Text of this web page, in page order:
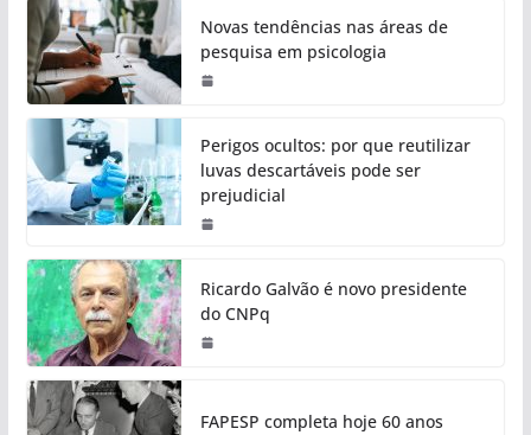
Novas tendências nas áreas de
pesquisa em psicologia
Perigos ocultos: por que reutilizar
luvas descartáveis pode ser
prejudicial
Ricardo Galvão é novo presidente
do CNPq
FAPESP completa hoje 60 anos